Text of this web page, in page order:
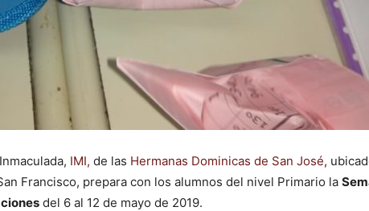
IMI, de las Hermanas Dominicas de San José,
Francisco, prepara con los alumnos del nivel Primario la
del 6 al 12 de mayo de 2019.